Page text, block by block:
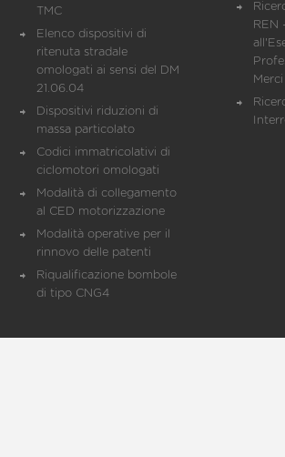
TMC
Elenco dispositivi di
ritenuta stradale
omologati ai sensi del DM
21.06.04
Dispositivi riduzioni di
massa particolato
Codici immatricolativi di
ciclomotori omologati
Modalità di collegamento
al CED motorizzazione
Modalità operative per il
rinnovo delle patenti
Riqualificazione bombole
di tipo CNG4
REN
Merci